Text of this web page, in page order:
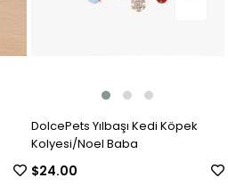
DolcePets Yılbaşı Kedi Köpek
Kolyesi/Noel Baba
$24.00